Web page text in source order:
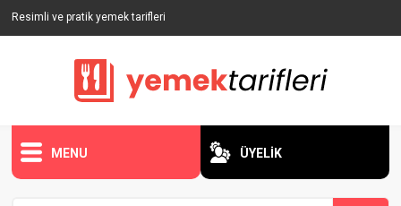
Resimli ve pratik yemek tarifleri
MENU ÜYELİK